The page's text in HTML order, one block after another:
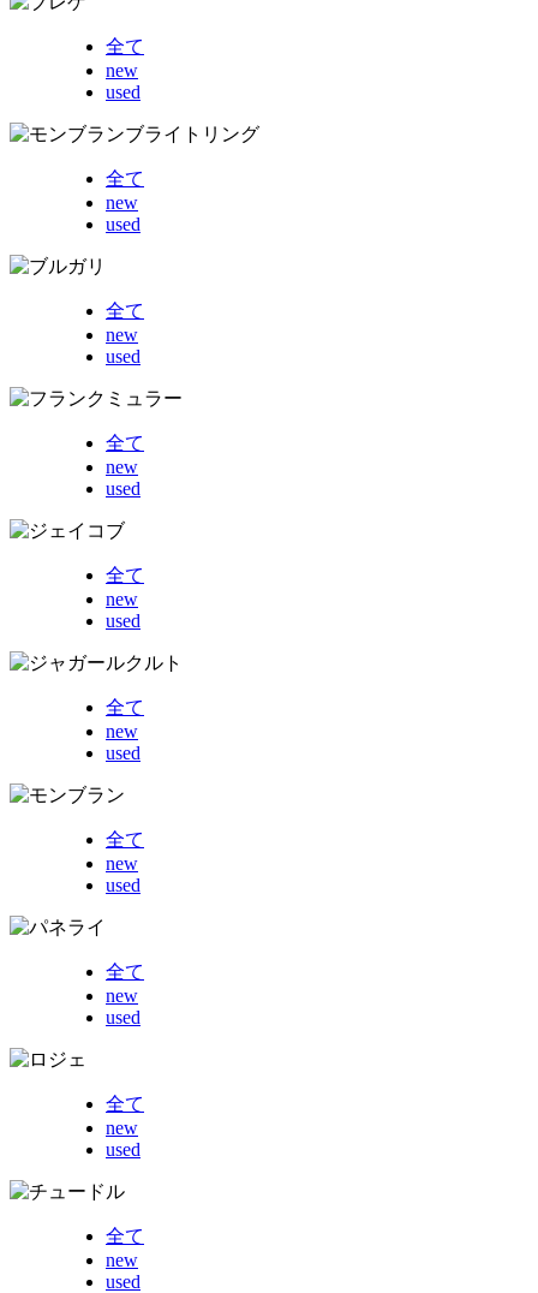
全て
new
used
全て
new
used
全て
new
used
全て
new
used
全て
new
used
全て
new
used
全て
new
used
全て
new
used
全て
new
used
全て
new
used